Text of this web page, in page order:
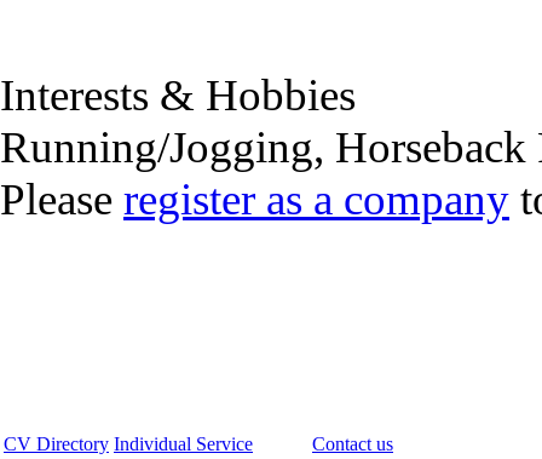
Interests & Hobbies
Running/Jogging,
Please register as a company
CV Directory Individual Service
Contact us